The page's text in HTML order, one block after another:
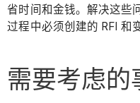
省时间和金钱。解决这些
过程中必须创建的 RFI 和
需要考虑的